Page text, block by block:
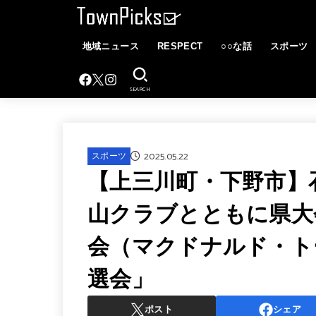
地域ニュース RESPECT ○○な話 スポーツ
SEARCH
スポーツ 2025.05.22
【上三川町・下野市
山クラブとともに県
会（マクドナルド・
選会」
ポスト シェア